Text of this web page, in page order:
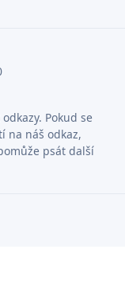
Pokud se
na náš odkaz,
psát další